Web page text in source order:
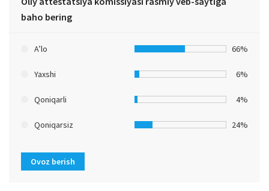
baho bering
A’lo 66%
Yaxshi 6%
Qoniqarli 4%
Qoniqarsiz 24%
Ovoz berish